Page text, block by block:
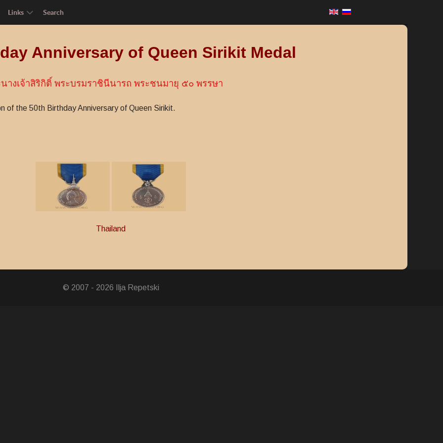
Links Search
Anniversary of Queen Sirikit Medal
างเจ้าสิริกิติ์ พระบรมราชินีนารถ พระชนมายุ ๕๐ พรรษา
of the 50th Birthday Anniversary of Queen Sirikit.
Thailand
Srinagarindra Medal
Medal
© 2007 - 2026 Ilja Repetski